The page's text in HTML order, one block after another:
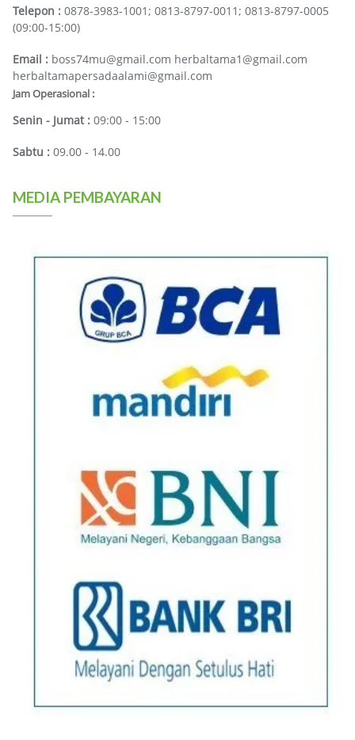
Telepon : 0878-3983-1001; 0813-8797-0011; 0813-8797-0005
(09:00-15:00)
Email : boss74mu@gmail.com herbaltama1@gmail.com
herbaltamapersadaalami@gmail.com
Jam Operasional :
Senin - Jumat : 09:00 - 15:00
Sabtu : 09.00 - 14.00
MEDIA PEMBAYARAN